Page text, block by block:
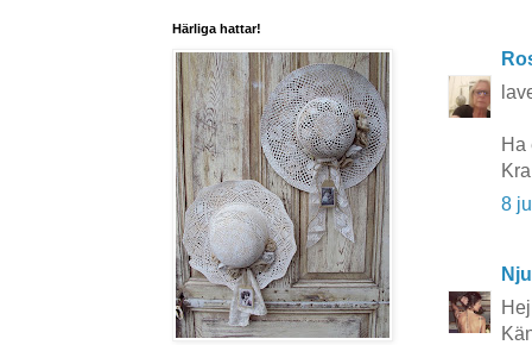
Ha
8
Härliga hattar!